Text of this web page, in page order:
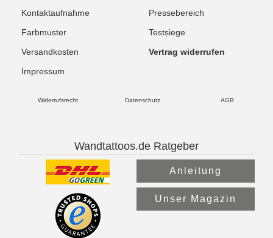
Kontaktaufnahme
Pressebereich
Farbmuster
Testsiege
Versandkosten
Vertrag widerrufen
Impressum
Widerrufsrecht Datenschutz AGB
Wandtattoos.de Ratgeber
Anleitung
Unser Magazin